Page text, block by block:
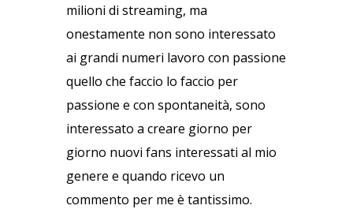
milioni di streaming, ma
onestamente non sono interessato
ai grandi numeri lavoro con passione
quello che faccio lo faccio per
passione e con spontaneità, sono
interessato a creare giorno per
giorno nuovi fans interessati al mio
genere e quando ricevo un
commento per me è tantissimo.